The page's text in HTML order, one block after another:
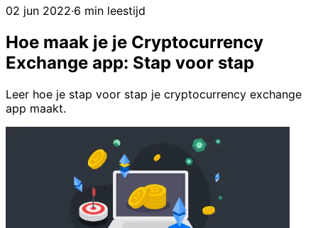
02 jun 2022·6 min leestijd
Hoe maak je je Cryptocurrency
Exchange app: Stap voor stap
Leer hoe je stap voor stap je cryptocurrency exchange
app maakt.